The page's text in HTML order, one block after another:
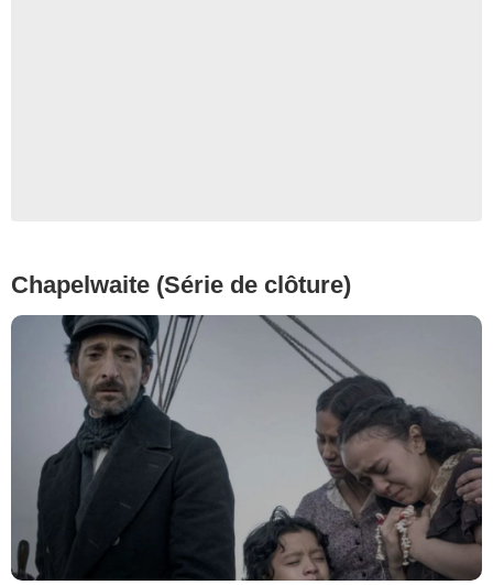
Chapelwaite (Série de clôture)